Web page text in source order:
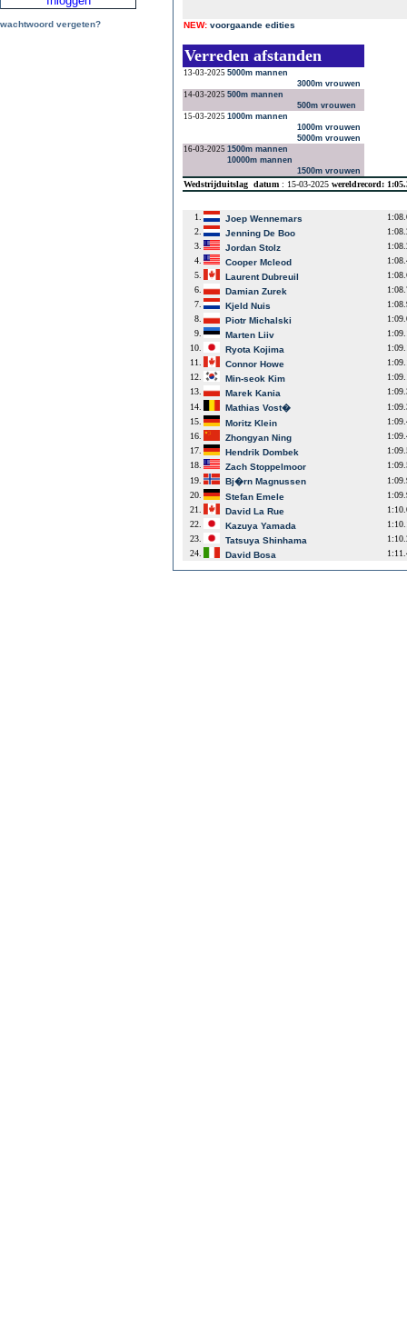
wachtwoord vergeten? NEW: voorgaande edities
Verreden afstanden
13-03-2025 5000m mannen
3000m vrouwen
14-03-2025 500m mannen
500m vrouwen
15-03-2025 1000m mannen
1000m vrouwen
5000m vrouwen
16-03-2025 1500m mannen
10000m mannen
1500m vrouwen
Wedstrijduitslag datum : 15-03-2025 wereldrecord:
1. Joep Wennemars
2.
Jenning De Boo
3.
Jordan Stolz
4.
Cooper Mcleod
5.
Laurent Dubreuil
6.
Damian Zurek
7.
Kjeld Nuis
8.
Piotr Michalski
9.
Marten Liiv
10.
Ryota Kojima
11.
Connor Howe
12.
Min-seok Kim
13.
Marek Kania
14.
Mathias Vost�
15.
Moritz Klein
16.
Zhongyan Ning
17.
Hendrik Dombek
18.
Zach Stoppelmoor
19.
Bj�rn Magnussen
20.
Stefan Emele
21.
David La Rue
22.
Kazuya Yamada
23.
Tatsuya Shinhama
24.
David Bosa